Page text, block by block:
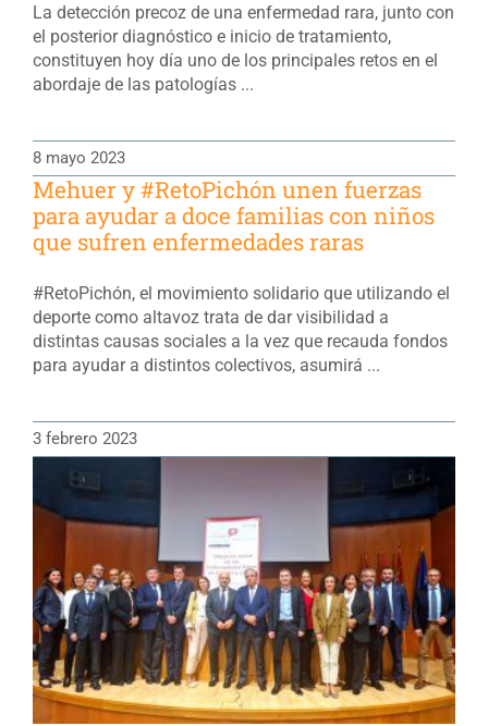
La detección precoz de una enfermedad rara, junto con
el posterior diagnóstico e inicio de tratamiento,
constituyen hoy día uno de los principales retos en el
abordaje de las patologías ...
8 mayo 2023
Mehuer y #RetoPichón unen fuerzas
para ayudar a doce familias con niños
que sufren enfermedades raras
#RetoPichón, el movimiento solidario que utilizando el
deporte como altavoz trata de dar visibilidad a
distintas causas sociales a la vez que recauda fondos
para ayudar a distintos colectivos, asumirá ...
3 febrero 2023